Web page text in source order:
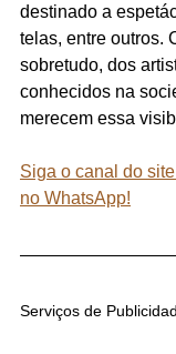
destinado a
telas, entre outros.
sobretudo, dos
conhecidos na
merecem essa
Siga o canal do
no WhatsApp!
Serviços de